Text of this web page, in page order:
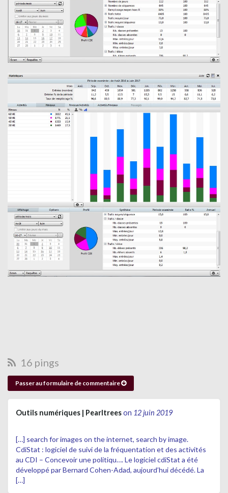
16 pings
Passer au formulaire de commentaire
Outils numériques | Pearltreeson 12 juin 2019
[…] search for images on the internet, search by image.
CdiStat : logiciel de suivi de la fréquentation et des activités
au CDI – Concevoir une politiqu…. Le logiciel cdiStat a été
développé par Bernard Cohen-Adad, aujourd’hui décédé. La
[…]